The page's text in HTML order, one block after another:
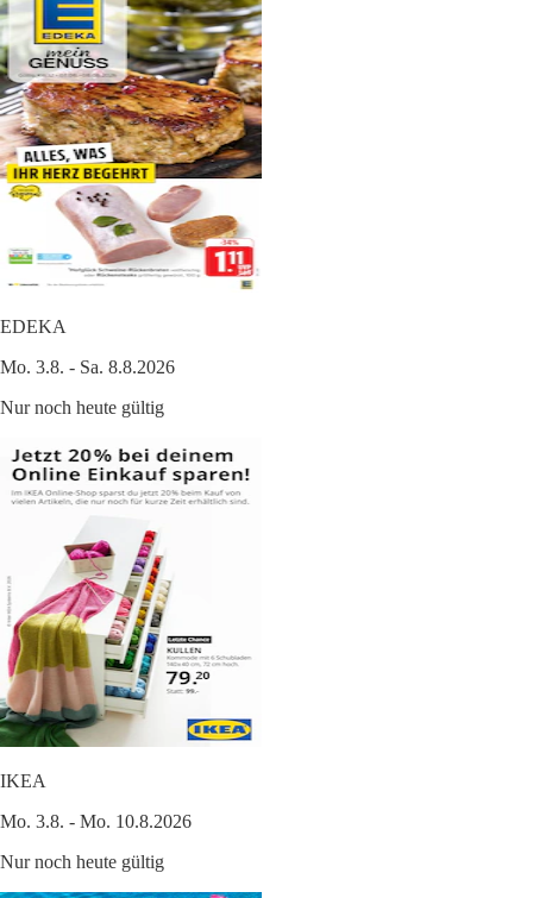
EDEKA
Mo. 3.8. - Sa. 8.8.2026
Nur noch heute gültig
IKEA
Mo. 3.8. - Mo. 10.8.2026
Nur noch heute gültig